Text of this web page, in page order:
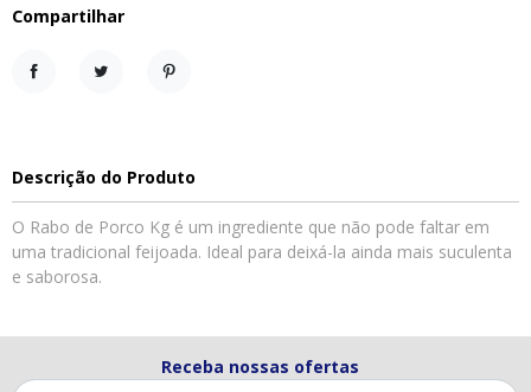
Compartilhar
Descrição do Produto
O Rabo de Porco Kg é um ingrediente que não pode faltar em
uma tradicional feijoada. Ideal para deixá-la ainda mais suculenta
e saborosa.
Receba nossas ofertas